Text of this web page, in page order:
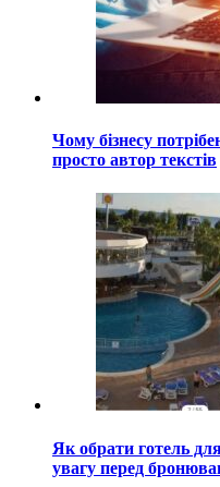
Чому бізнесу
просто автор текстів
Як обрати готель
увагу перед